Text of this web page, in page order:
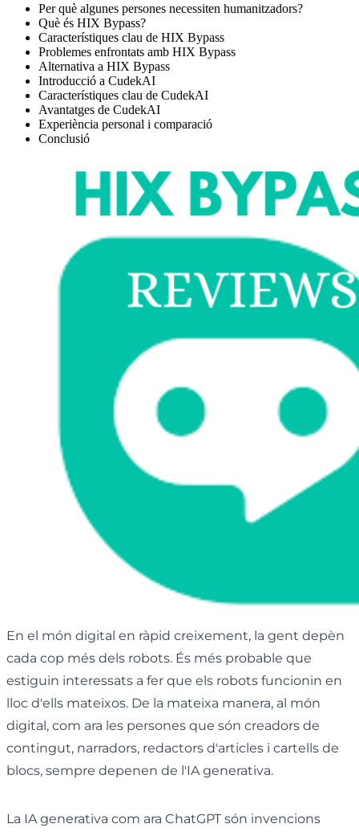
Per què algunes persones necessiten humanitzadors?
Què és HIX Bypass?
Característiques clau de HIX Bypass
Problemes enfrontats amb HIX Bypass
Alternativa a HIX Bypass
Introducció a CudekAI
Característiques clau de CudekAI
Avantatges de CudekAI
Experiència personal i comparació
Conclusió
En el món digital en ràpid creixement, la gent depèn
cada cop més dels robots. És més probable que
estiguin interessats a fer que els robots funcionin en
lloc d'ells mateixos. De la mateixa manera, al món
digital, com ara les persones que són creadors de
contingut, narradors, redactors d'articles i cartells de
blocs, sempre depenen de l'IA generativa.
La IA generativa com ara ChatGPT són invencions